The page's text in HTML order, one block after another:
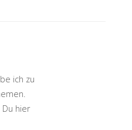
ich zu
hier